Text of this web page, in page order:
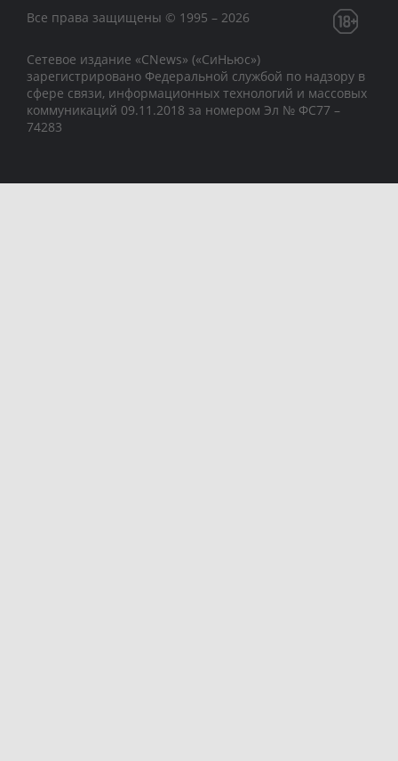
Все права защищены © 1995 – 2026
Сетевое издание «CNews» («СиНьюс»)
зарегистрировано Федеральной службой по надзору в
сфере связи, информационных технологий и массовых
коммуникаций 09.11.2018 за номером Эл № ФС77 –
74283